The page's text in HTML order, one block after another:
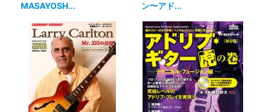
MASAYOSH...
ン〜アド...